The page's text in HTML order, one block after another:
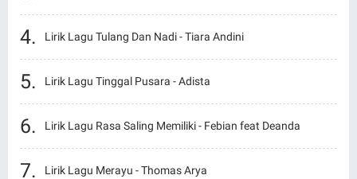
Lirik Lagu Tulang Dan Nadi - Tiara Andini
Lirik Lagu Tinggal Pusara - Adista
Lirik Lagu Rasa Saling Memiliki - Febian feat Deanda
Lirik Lagu Merayu - Thomas Arya